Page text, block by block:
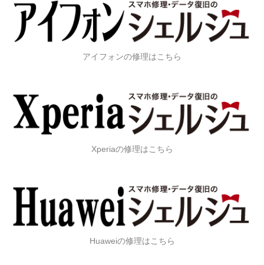
アイフォンの修理はこちら
Xperiaの修理はこちら
Huaweiの修理はこちら